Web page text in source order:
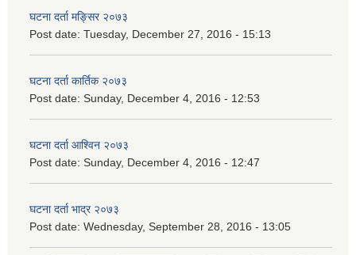
घटना दर्ता मङ्सिर २०७३
Post date: Tuesday, December 27, 2016 - 15:13
घटना दर्ता कार्तिक २०७३
Post date: Sunday, December 4, 2016 - 12:53
घटना दर्ता आश्विन २०७३
Post date: Sunday, December 4, 2016 - 12:47
घटना दर्ता भाद्र २०७३
Post date: Wednesday, September 28, 2016 - 13:05